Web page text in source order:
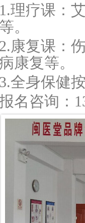
1.理疗课：
等。
2.康复课：
病康复等。
3.全身保健
名咨询：